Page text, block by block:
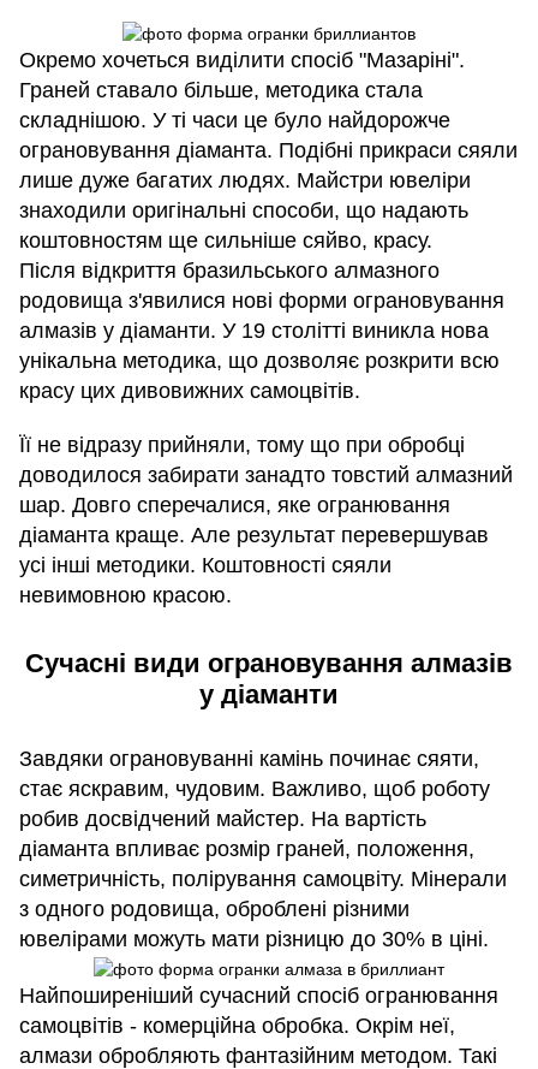
Окремо хочеться виділити спосіб "Мазаріні".
Граней ставало більше, методика стала
складнішою. У ті часи це було найдорожче
ограновування діаманта. Подібні прикраси сяяли
лише дуже багатих людях. Майстри ювеліри
знаходили оригінальні способи, що надають
коштовностям ще сильніше сяйво, красу.
Після відкриття бразильського алмазного
родовища з'явилися нові форми ограновування
алмазів у діаманти. У 19 столітті виникла нова
унікальна методика, що дозволяє розкрити всю
красу цих дивовижних самоцвітів.
Її не відразу прийняли, тому що при обробці
доводилося забирати занадто товстий алмазний
шар. Довго сперечалися, яке огранювання
діаманта краще. Але результат перевершував
усі інші методики. Коштовності сяяли
невимовною красою.
Сучасні види ограновування алмазів
у діаманти
Завдяки ограновуванні камінь починає сяяти,
стає яскравим, чудовим. Важливо, щоб роботу
робив досвідчений майстер. На вартість
діаманта впливає розмір граней, положення,
симетричність, полірування самоцвіту. Мінерали
з одного родовища, оброблені різними
ювелірами можуть мати різницю до 30% в ціні.
Найпоширеніший сучасний спосіб огранювання
самоцвітів - комерційна обробка. Окрім неї,
алмази обробляють фантазійним методом. Такі